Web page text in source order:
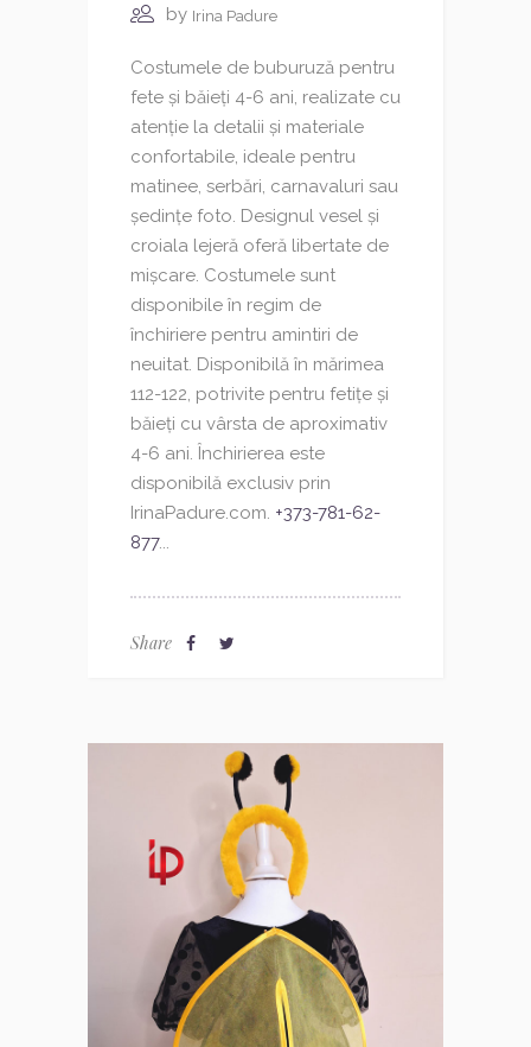
by Irina Padure
Costumele de buburuză pentru
fete și băieți 4-6 ani, realizate cu
atenție la detalii și materiale
confortabile, ideale pentru
matinee, serbări, carnavaluri sau
ședințe foto. Designul vesel și
croiala lejeră oferă libertate de
mișcare. Costumele sunt
disponibile în regim de
închiriere pentru amintiri de
neuitat. Disponibilă în mărimea
112-122, potrivite pentru fetițe și
băieți cu vârsta de aproximativ
4-6 ani. Închirierea este
disponibilă exclusiv prin
IrinaPadure.com. +373-781-62-
877...
Share